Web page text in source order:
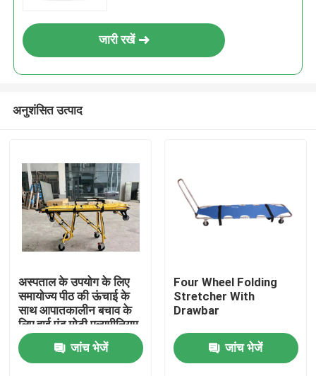
जारी रखें
अनुशंसित उत्पाद
अस्पताल के उपयोग के लिए
समायोज्य पीठ की ऊंचाई के
साथ आपातकालीन बचाव के
लिए हाई एंड मोटी एल्यूमीनियम
मिश्र धातु एम्बुलेंस स्ट्रेचर
जांच भेजें
Four Wheel Folding
Stretcher With
Drawbar
जांच भेजें